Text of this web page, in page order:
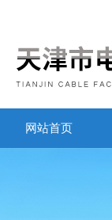
网站首页